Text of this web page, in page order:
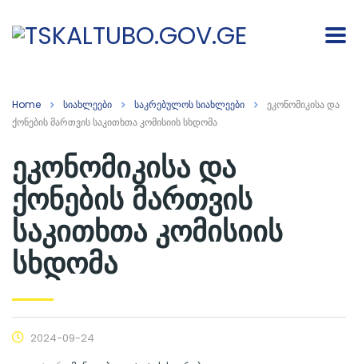
Home სიახლეები საკრებულოს სიახლეები
ეკონომიკისა და
ქონების მართვის საკითხთა კომისიის სხდომა
ეკონომიკისა და
ქონების მართვის
საკითხთა კომისიის
სხდომა
2024-09-24